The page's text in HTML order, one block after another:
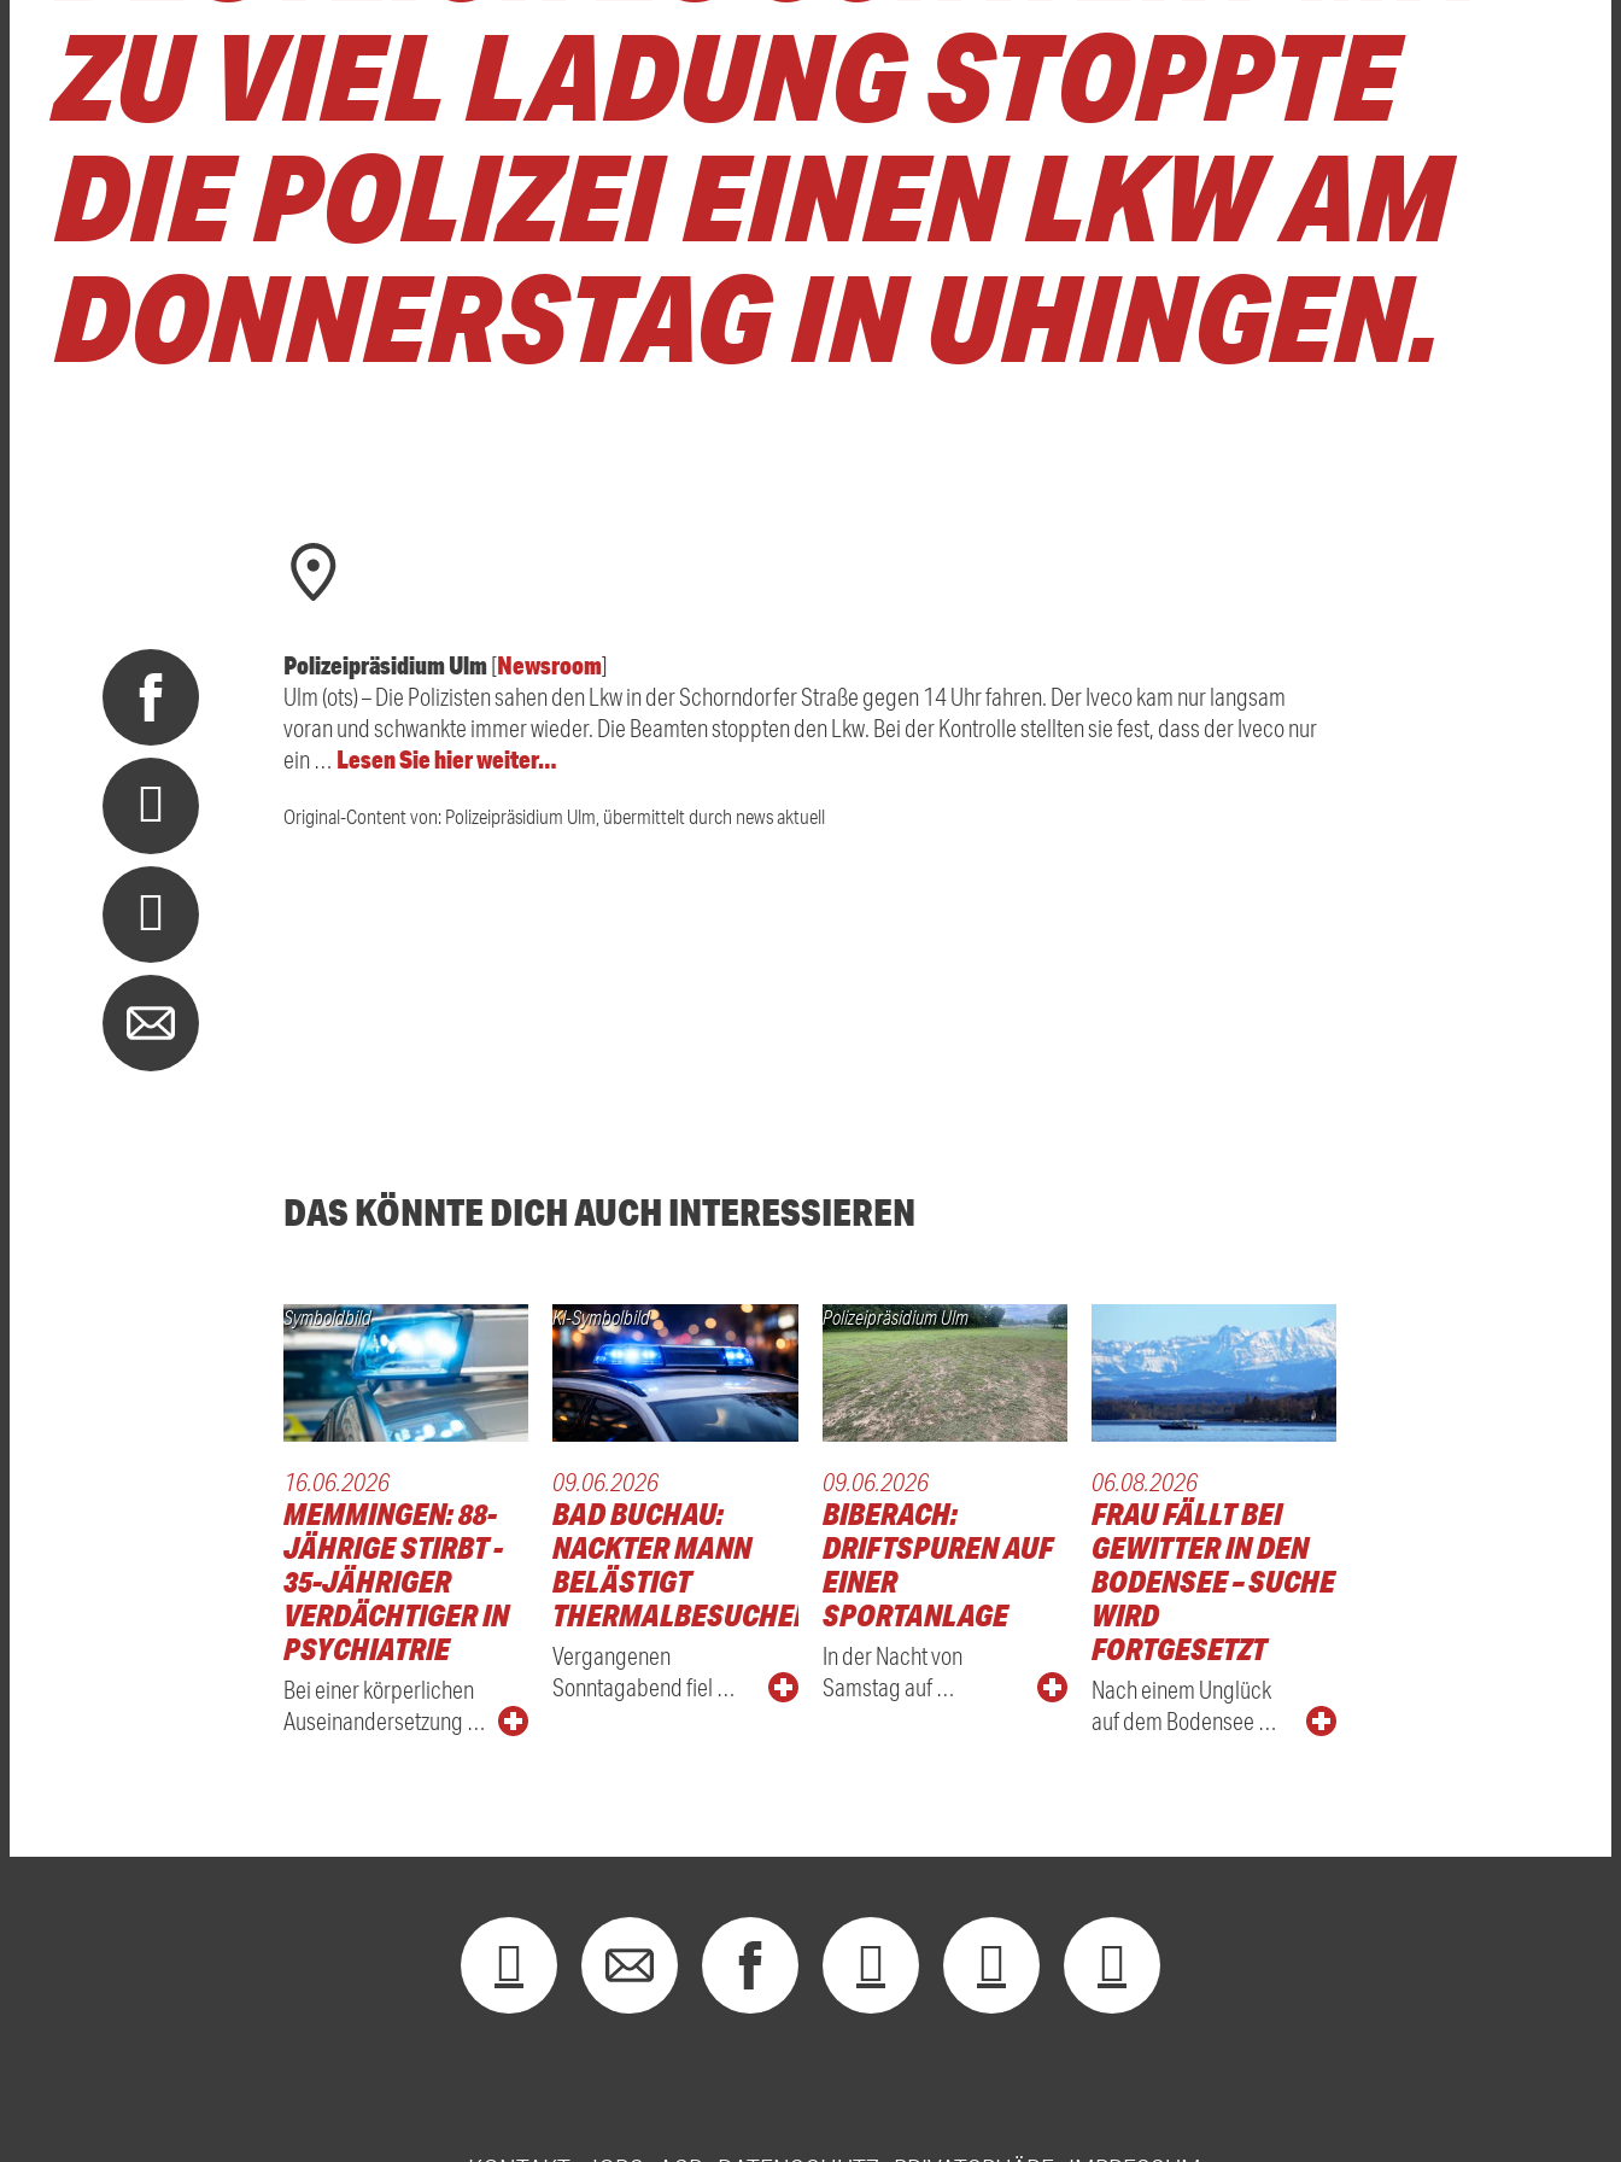
ZU VIEL LADUNG STOPPTE
DIE POLIZEI EINEN LKW AM
DONNERSTAG IN UHINGEN.
Polizeipräsidium Ulm[Newsroom]
Ulm (ots) – Die Polizisten sahen den Lkw in der Schorndorfer Straße gegen 14 Uhr fahren. Der Iveco kam nur langsam
voran und schwankte immer wieder. Die Beamten stoppten den Lkw. Bei der Kontrolle stellten sie fest, dass der Iveco nur
ein … Lesen Sie hier weiter…
Original-Content von: Polizeipräsidium Ulm, übermittelt durch news aktuell
DAS KÖNNTE DICH AUCH INTERESSIEREN
Symboldbild
16.06.2026
MEMMINGEN: 88-
JÄHRIGE STIRBT -
35-JÄHRIGER
VERDÄCHTIGER IN
PSYCHIATRIE
Bei einer körperlichen
Auseinandersetzung …
KI-Symbolbild
09.06.2026
BAD BUCHAU:
NACKTER MANN
BELÄSTIGT
THERMALBESUCHER
Vergangenen
Sonntagabend fiel …
Polizeipräsidium Ulm
09.06.2026
BIBERACH:
DRIFTSPUREN AUF
EINER
SPORTANLAGE
In der Nacht von
Samstag auf …
06.08.2026
FRAU FÄLLT BEI
GEWITTER IN DEN
BODENSEE – SUCHE
WIRD
FORTGESETZT
Nach einem Unglück
auf dem Bodensee …